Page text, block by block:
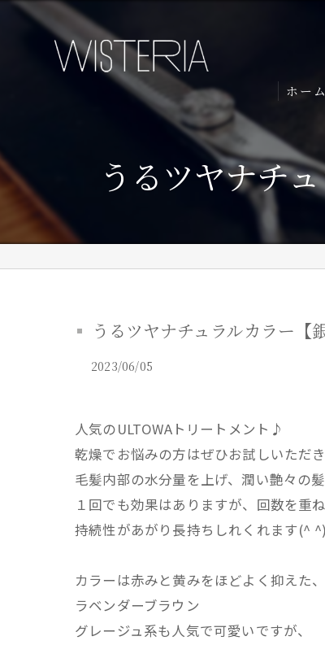
ホーム
うるツヤナチ
うるツヤナチュラルカラー【
2023/06/05
人気のULTOWAトリートメント♪
乾燥でお悩みの方はぜひお試しいただ
毛髪内部の水分量を上げ、潤い艶々の
１回でも効果はありますが、回数を重
持続性があがり長持ちしれくれます(^ ^)
カラーは赤みと黄みをほどよく抑えた、
ラベンダーブラウン
グレージュ系も人気で可愛いですが、